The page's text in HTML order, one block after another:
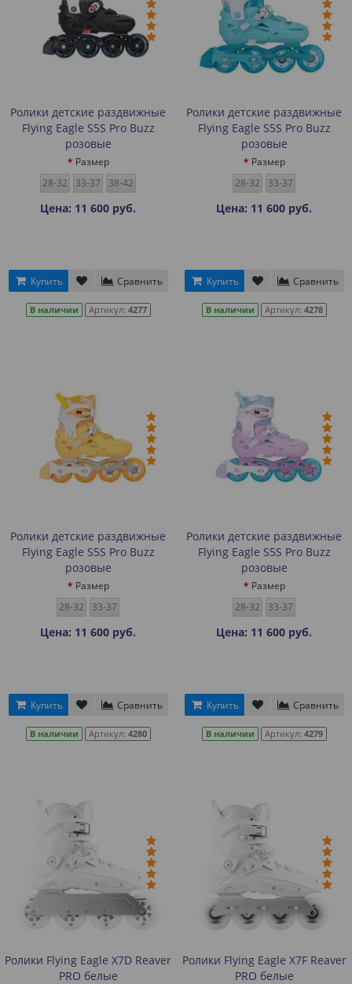
Ролики детские раздвижные
Flying Eagle S5S Pro Buzz
розовые
Размер
28-32
33-37 38-42
Цена: 11 600 руб.
Купить Сравнить
В наличии Артикул: 4277
Ролики детские раздвижные
Flying Eagle S5S Pro Buzz
розовые
Размер
28-32
33-37
Цена: 11 600 руб.
Купить Сравнить
В наличии Артикул: 4278
Ролики детские раздвижные
Flying Eagle S5S Pro Buzz
розовые
Размер
28-32
33-37
Цена: 11 600 руб.
Купить Сравнить
В наличии Артикул: 4280
Ролики детские раздвижные
Flying Eagle S5S Pro Buzz
розовые
Размер
28-32
33-37
Цена: 11 600 руб.
Купить Сравнить
В наличии Артикул: 4279
Ролики Flying Eagle X7D Reaver
PRO белые
Ролики Flying Eagle X7F Reaver
PRO белые